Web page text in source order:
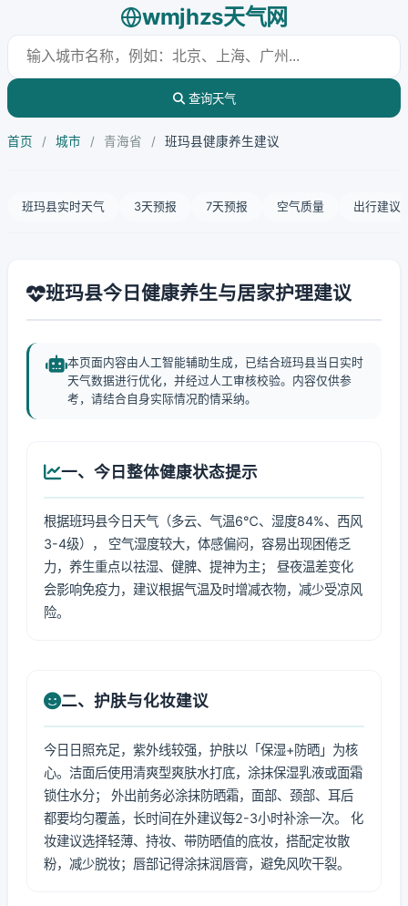
wmjhzs天气网
查询天气
首页 / 城市 / 青海省 / 班玛县健康养生建议
班玛县实时天气 3天预报 7天预报 空气质量 出行建议
班玛县今日健康养生与居家护理建议
本页面内容由人工智能辅助生成，已结合班玛县当日实时
天气数据进行优化，并经过人工审核校验。内容仅供参
考，请结合自身实际情况酌情采纳。
一、今日整体健康状态提示
根据班玛县今日天气（多云、气温6℃、湿度84%、西风
3-4级）， 空气湿度较大，体感偏闷，容易出现困倦乏
力，养生重点以祛湿、健脾、提神为主； 昼夜温差变化
会影响免疫力，建议根据气温及时增减衣物，减少受凉风
险。
二、护肤与化妆建议
今日日照充足，紫外线较强，护肤以「保湿+防晒」为核
心。洁面后使用清爽型爽肤水打底，涂抹保湿乳液或面霜
锁住水分； 外出前务必涂抹防晒霜，面部、颈部、耳后
都要均匀覆盖，长时间在外建议每2-3小时补涂一次。 化
妆建议选择轻薄、持妆、带防晒值的底妆，搭配定妆散
粉，减少脱妆；唇部记得涂抹润唇膏，避免风吹干裂。